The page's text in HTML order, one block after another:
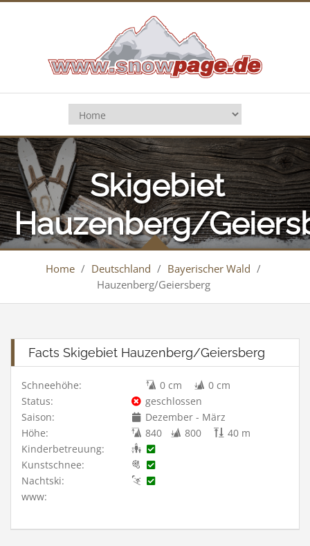
Skigebiet
Hauzenberg/
Home / Deutschland / Bayerischer Wald /
Hauzenberg/Geiersberg
Facts Skigebiet Hauzenberg/Geiersberg
Schneehöhe: 0 cm
0 cm
Status:
geschlossen
Saison:
Dezember - März
Höhe:
840 800
40 m
Kinderbetreuung:
Kunstschnee:
Nachtski:
www: